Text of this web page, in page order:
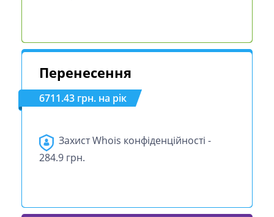
Перенесення
6711.43 грн. на рік
Захист Whois конфіденційності -
284.9 грн.